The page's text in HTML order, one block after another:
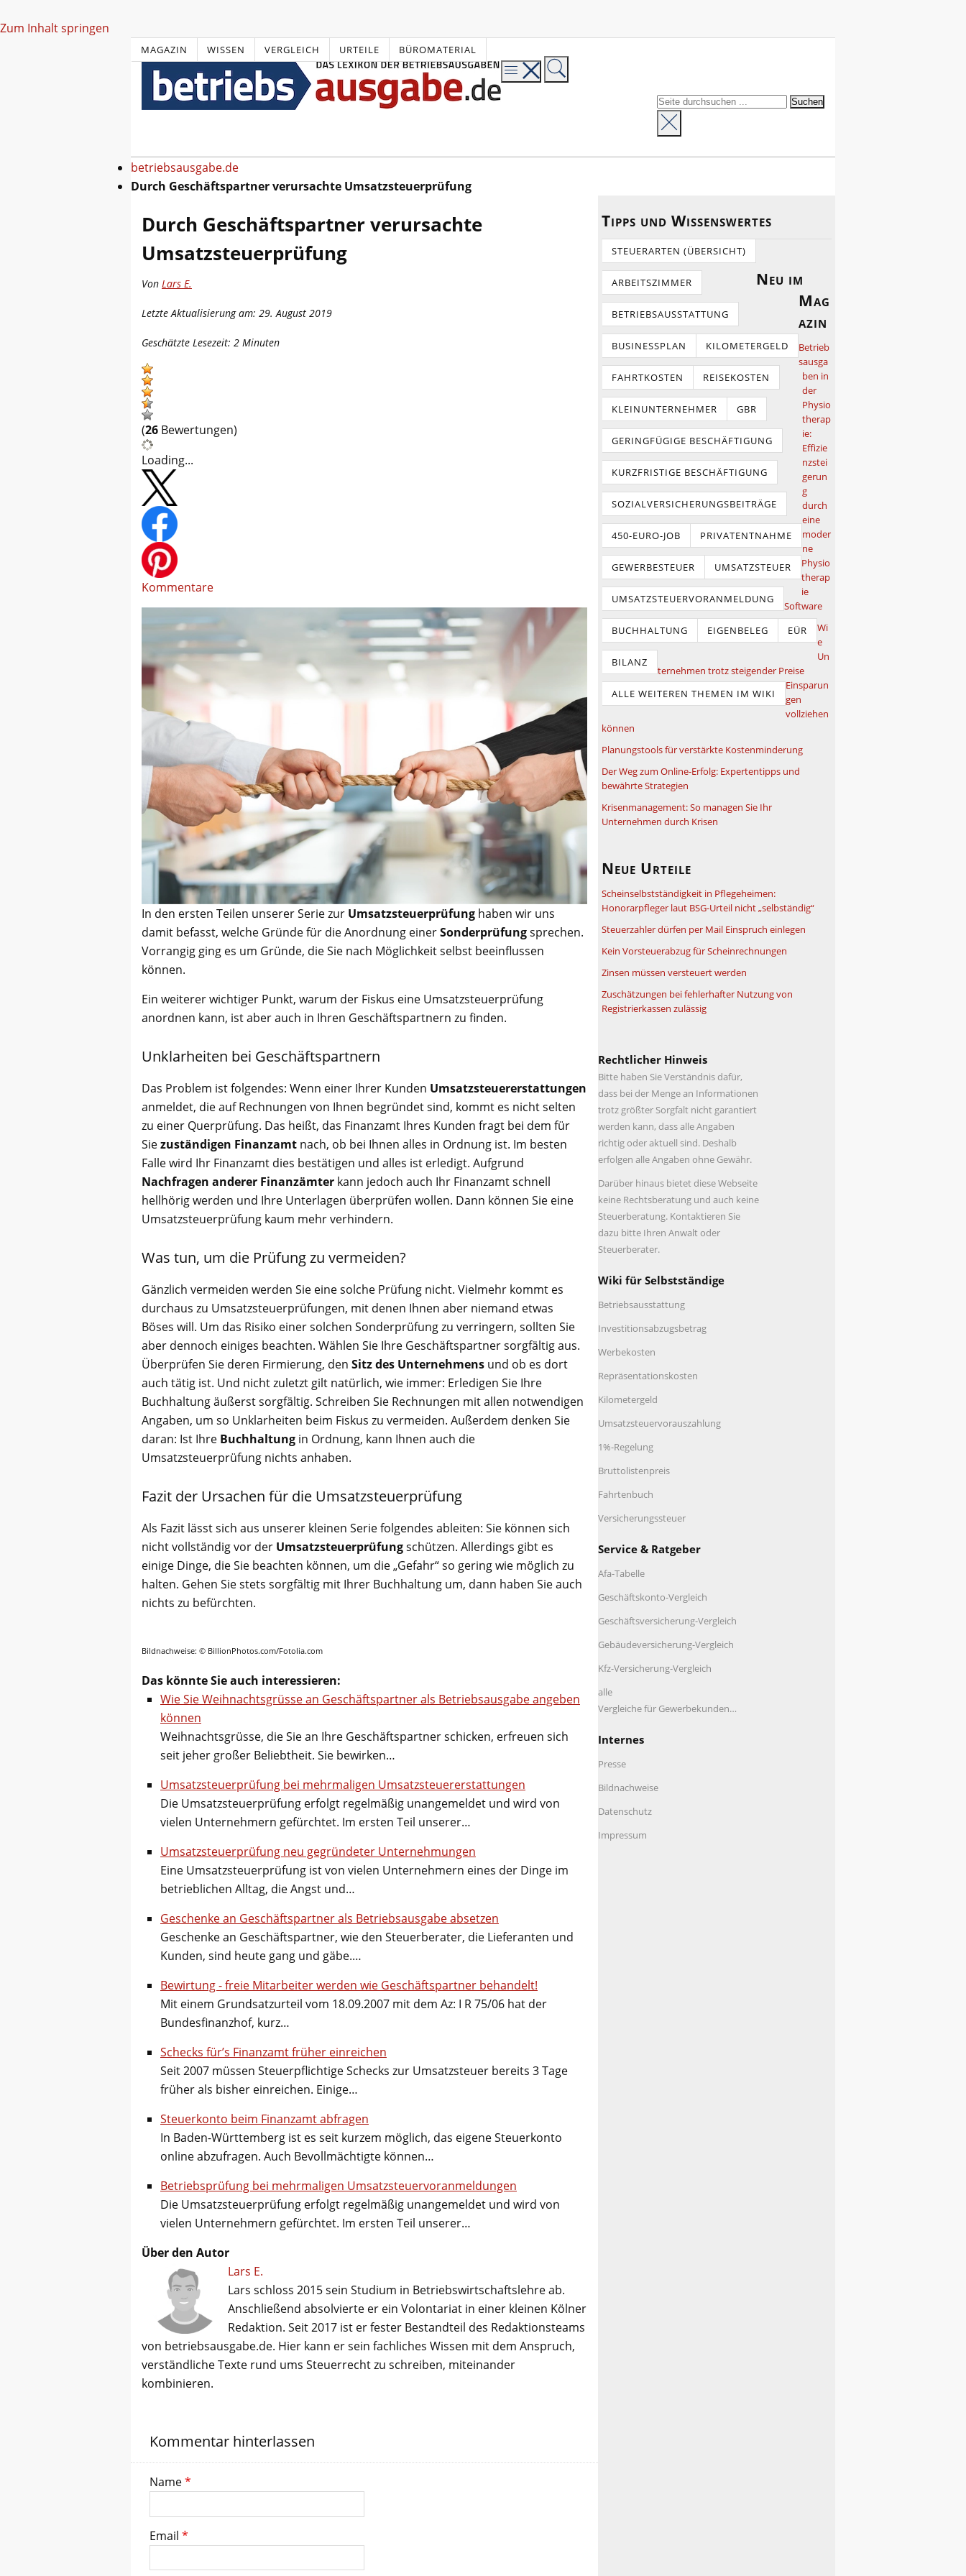
Zum Inhalt springen
MAGAZIN WISSEN VERGLEICH URTEILE BÜROMATERIAL
betriebsausgabe.de
Durch Geschäftspartner verursachte Umsatzsteuerprüfung
Durch Geschäftspartner verursachte
Umsatzsteuerprüfung
Von Lars E.
Letzte Aktualisierung am: 29. August 2019
Geschätzte Lesezeit: 2 Minuten
(26 Bewertungen)
Loading...
Kommentare
In den ersten Teilen unserer Serie zur Umsatzsteuerprüfung haben wir uns
damit befasst, welche Gründe für die Anordnung einerSonderprüfungsprechen.
Vorrangig ging es um Gründe, die Sie nach Möglichkeit selbst beeinflussen
können.
Ein weiterer wichtiger Punkt, warum der Fiskus eine Umsatzsteuerprüfung
anordnen kann, ist aber auch in Ihren Geschäftspartnern zu finden.
Unklarheiten bei Geschäftspartnern
Das Problem ist folgendes: Wenn einer Ihrer Kunden Umsatzsteuererstattungen
anmeldet, die auf Rechnungen von Ihnen begründet sind, kommt es nicht selten
zu einer Querprüfung. Das heißt, das Finanzamt Ihres Kunden fragt bei dem für
Siezuständigen Finanzamt nach, ob bei Ihnen alles in Ordnung ist. Im besten
Falle wird Ihr Finanzamt dies bestätigen und alles ist erledigt. Aufgrund
Nachfragen anderer Finanzämter kann jedoch auch Ihr Finanzamt schnell
hellhörig werden und Ihre Unterlagen überprüfen wollen. Dann können Sie eine
Umsatzsteuerprüfung kaum mehr verhindern.
Was tun, um die Prüfung zu vermeiden?
Gänzlich vermeiden werden Sie eine solche Prüfung nicht. Vielmehr kommt es
durchaus zu Umsatzsteuerprüfungen, mit denen Ihnen aber niemand etwas
Böses will. Um das Risiko einer solchen Sonderprüfung zu verringern, sollten Sie
aber dennoch einiges beachten. Wählen Sie Ihre Geschäftspartner sorgfältig aus.
Überprüfen Sie deren Firmierung, den Sitz des Unternehmens und ob es dort
auch tätig ist. Und nicht zuletzt gilt natürlich, wie immer: Erledigen Sie Ihre
Buchhaltung äußerst sorgfältig. Schreiben Sie Rechnungen mit allen notwendigen
Angaben, um so Unklarheiten beim Fiskus zu vermeiden. Außerdem denken Sie
daran: Ist Ihre Buchhaltung in Ordnung, kann Ihnen auch die
Umsatzsteuerprüfung nichts anhaben.
Fazit der Ursachen für die Umsatzsteuerprüfung
Als Fazit lässt sich aus unserer kleinen Serie folgendes ableiten: Sie können sich
nicht vollständig vor der Umsatzsteuerprüfungschützen. Allerdings gibt es
einige Dinge, die Sie beachten können, um die „Gefahr“ so gering wie möglich zu
halten. Gehen Sie stets sorgfältig mit Ihrer Buchhaltung um, dann haben Sie auch
nichts zu befürchten.
Bildnachweise: © BillionPhotos.com/Fotolia.com
Das könnte Sie auch interessieren:
Wie Sie Weihnachtsgrüsse an Geschäftspartner als Betriebsausgabe angeben
können
Weihnachtsgrüsse, die Sie an Ihre Geschäftspartner schicken, erfreuen sich
seit jeher großer Beliebtheit. Sie bewirken…
Umsatzsteuerprüfung bei mehrmaligen Umsatzsteuererstattungen
Die Umsatzsteuerprüfung erfolgt regelmäßig unangemeldet und wird von
vielen Unternehmern gefürchtet. Im ersten Teil unserer…
Umsatzsteuerprüfung neu gegründeter Unternehmungen
Eine Umsatzsteuerprüfung ist von vielen Unternehmern eines der Dinge im
betrieblichen Alltag, die Angst und…
Geschenke an Geschäftspartner als Betriebsausgabe absetzen
Geschenke an Geschäftspartner, wie den Steuerberater, die Lieferanten und
Kunden, sind heute gang und gäbe.…
Bewirtung - freie Mitarbeiter werden wie Geschäftspartner behandelt!
Mit einem Grundsatzurteil vom 18.09.2007 mit dem Az: I R 75/06 hat der
Bundesfinanzhof, kurz…
Schecks für’s Finanzamt früher einreichen
Seit 2007 müssen Steuerpflichtige Schecks zur Umsatzsteuer bereits 3 Tage
früher als bisher einreichen. Einige…
Steuerkonto beim Finanzamt abfragen
In Baden-Württemberg ist es seit kurzem möglich, das eigene Steuerkonto
online abzufragen. Auch Bevollmächtigte können…
Betriebsprüfung bei mehrmaligen Umsatzsteuervoranmeldungen
Die Umsatzsteuerprüfung erfolgt regelmäßig unangemeldet und wird von
vielen Unternehmern gefürchtet. Im ersten Teil unserer…
Über den Autor
Lars E.
Lars schloss 2015 sein Studium in Betriebswirtschaftslehre ab.
Anschließend absolvierte er ein Volontariat in einer kleinen Kölner
Redaktion. Seit 2017 ist er fester Bestandteil des Redaktionsteams
von betriebsausgabe.de. Hier kann er sein fachliches Wissen mit dem Anspruch,
verständliche Texte rund ums Steuerrecht zu schreiben, miteinander
kombinieren.
Kommentar hinterlassen
Name*
Email *
Tipps und Wissenswertes
STEUERARTEN (ÜBERSICHT)
ARBEITSZIMMER
BETRIEBSAUSSTATTUNG
BUSINESSPLAN KILOMETERGELD
FAHRTKOSTEN REISEKOSTEN
KLEINUNTERNEHMER GBR
GERINGFÜGIGE BESCHÄFTIGUNG
KURZFRISTIGE BESCHÄFTIGUNG
SOZIALVERSICHERUNGSBEITRÄGE
450-EURO-JOB PRIVATENTNAHME
GEWERBESTEUER UMSATZSTEUER
UMSATZSTEUERVORANMELDUNG
BUCHHALTUNG EIGENBELEG EÜR
BILANZ
ALLE WEITEREN THEMEN IM WIKI
Neu im
Mag
azin
Betrieb
sausga
ben in
der
Physio
therap
ie:
Effizie
nzstei
gerun
g
durch
eine
moder
ne
Physio
therap
ie
Software
Wi
e
Un
ternehmen trotz steigender Preise
Einsparun
gen
vollziehen
können
Planungstools für verstärkte Kostenminderung
Der Weg zum Online-Erfolg: Expertentipps und
bewährte Strategien
Krisenmanagement: So managen Sie Ihr
Unternehmen durch Krisen
Neue Urteile
Scheinselbstständigkeit in Pflegeheimen:
Honorarpfleger laut BSG-Urteil nicht „selbständig“
Steuerzahler dürfen per Mail Einspruch einlegen
Kein Vorsteuerabzug für Scheinrechnungen
Zinsen müssen versteuert werden
Zuschätzungen bei fehlerhafter Nutzung von
Registrierkassen zulässig
Rechtlicher Hinweis
Bitte haben Sie Verständnis dafür,
dass bei der Menge an Informationen
trotz größter Sorgfalt nicht garantiert
werden kann, dass alle Angaben
richtig oder aktuell sind. Deshalb
erfolgen alle Angaben ohne Gewähr.
Darüber hinaus bietet diese Webseite
keine Rechtsberatung und auch keine
Steuerberatung. Kontaktieren Sie
dazu bitte Ihren Anwalt oder
Steuerberater.
Wiki für Selbstständige
Betriebsausstattung
Investitionsabzugsbetrag
Werbekosten
Repräsentationskosten
Kilometergeld
Umsatzsteuervorauszahlung
1%-Regelung
Bruttolistenpreis
Fahrtenbuch
Versicherungssteuer
Service & Ratgeber
Afa-Tabelle
Geschäftskonto-Vergleich
Geschäftsversicherung-Vergleich
Gebäudeversicherung-Vergleich
Kfz-Versicherung-Vergleich
alle
Vergleiche für Gewerbekunden…
Internes
Presse
Bildnachweise
Datenschutz
Impressum